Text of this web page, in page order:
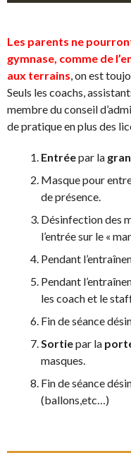
Les parents ne
gymnase, comme de
aux terrains, on est
Seuls les coachs,
membre du conseil
de pratique en plus des
Entréepar la
Masque pour
de présence.
Désinfection des
l’entrée sur le «
Pendant
Pendant
les coach et le
Fin de séance
Sortiepar la
masques.
Fin de séance
(ballons,etc…)